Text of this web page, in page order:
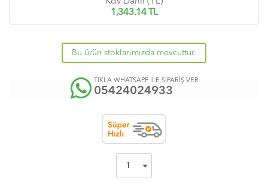
1,343.14TL
Bu ürün stoklarımızda mevcuttur.
TIKLA WHATSAPP İLE SİPARİŞ VER
05424024933